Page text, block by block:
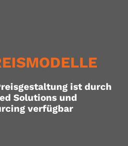
ist durch
Solutions und
verfügbar